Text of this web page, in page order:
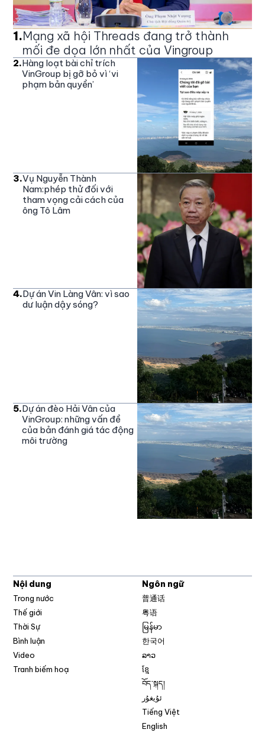
1.Mạng xã hội Threads đang trở thành
mối đe dọa lớn nhất của Vingroup
2.Hàng loạt bài chỉ trích
VinGroup bị gỡ bỏ vì ‘vi
phạm bản quyền’
3.Vụ Nguyễn Thành
Nam:phép thử đối với
tham vọng cải cách của
ông Tô Lâm
4.Dự án Vin Làng Vân: vì sao
dư luận dậy sóng?
5.Dự án đèo Hải Vân của
VinGroup: những vấn đề
của bản đánh giá tác động
môi trường
Nội dung
Trong nước
Thế giới
Thời Sự
Bình luận
Video
Tranh biếm hoạ
Ngôn ngữ
普通话
粤语
မြန်မာ
한국어
ລາວ
ខ្មែ
བོད་སྐད།
ئۇيغۇر
Tiếng Việt
English